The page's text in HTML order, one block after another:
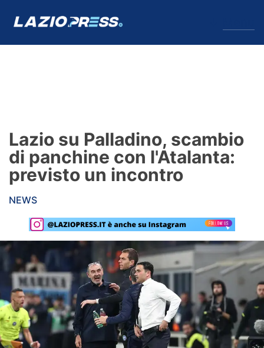
Formello
Infortuni
Primavera
Calciomercato
Lazio Women
Rassegna Lazio
Social
Calcio
Lazio su Palladino, scambio
di panchine con l'Atalanta:
previsto un incontro
NEWS